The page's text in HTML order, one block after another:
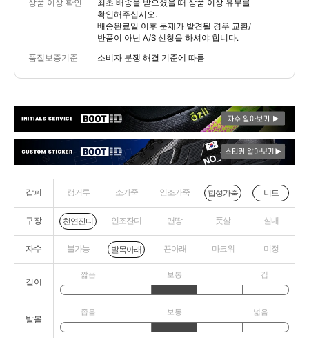
상품 이상 확인
최초 배송을 받으셨을 때 상품 이상 유무를
확인해주십시오.
배송완료일 이후 문제가 발견될 경우 교환/
반품이 아닌 A/S 신청을 하셔야 합니다.
품질보증기준 소비자 분쟁 해결 기준에 따름
갑피 캥거루 소가죽 인조가죽 합성가죽 니트
구장 천연잔디 인조잔디 맨땅 풋살 실내
자수 불가능 발목아래 끈아래 마크위 미정
길이
짧음 보통 김
발볼
좁음 보통 넓음